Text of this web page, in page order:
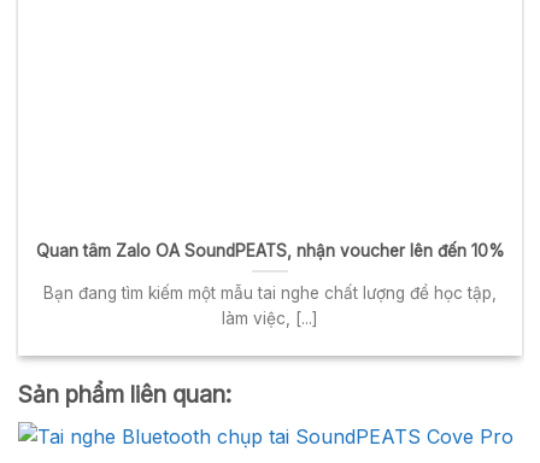
Quan tâm Zalo OA SoundPEATS, nhận voucher lên đến 10%
Bạn đang tìm kiếm một mẫu tai nghe chất lượng để học tập,
làm việc, [...]
Sản phẩm liên quan: